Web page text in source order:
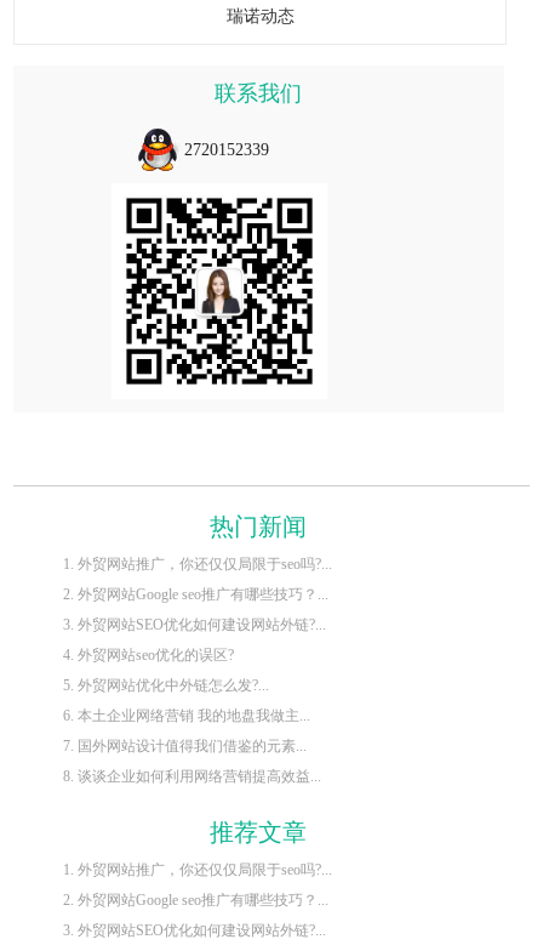
瑞诺动态
联系我们
2720152339
热门新闻
1. 外贸网站推广，你还仅仅局限于seo吗?...
2. 外贸网站Google seo推广有哪些技巧？...
3. 外贸网站SEO优化如何建设网站外链?...
4. 外贸网站seo优化的误区?
5. 外贸网站优化中外链怎么发?...
6. 本土企业网络营销 我的地盘我做主...
7. 国外网站设计值得我们借鉴的元素...
8. 谈谈企业如何利用网络营销提高效益...
推荐文章
1. 外贸网站推广，你还仅仅局限于seo吗?...
2. 外贸网站Google seo推广有哪些技巧？...
3. 外贸网站SEO优化如何建设网站外链?...